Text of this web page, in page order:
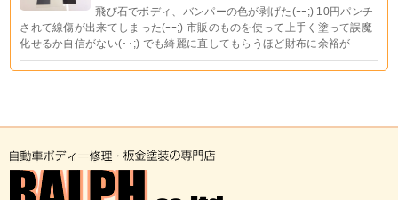
飛び石でボディ、バンパーの色が剥げた(ｰｰ;) 10円パンチ
されて線傷が出来てしまった(ｰｰ;) 市販のものを使って上手く塗って誤魔
化せるか自信がない(･･;) でも綺麗に直してもらうほど財布に余裕が